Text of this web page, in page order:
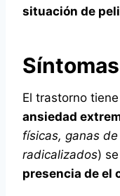
situación de
El trastorno
ansiedad
físicas, ganas
radicalizados)
presencia de el